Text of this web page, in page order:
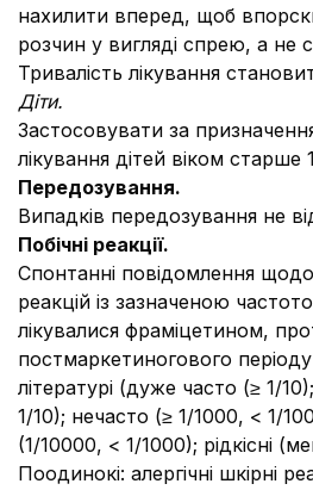
нахилити вперед, щоб
розчин у вигляді спрею, а не
Тривалість лікування
Діти.
Застосовувати за
лікування дітей віком старше
Передозування.
Випадків передозування не
Побічні реакції.
Спонтанні повідомлення
реакцій із зазначеною
лікувалися фраміцетином,
постмаркетиногового
літературі (дуже часто (≥ 1/
1/10); нечасто (≥ 1/1000, < 1/
(1/10000, < 1/1000); рідкісні
Поодинокі: алергічні шкірні